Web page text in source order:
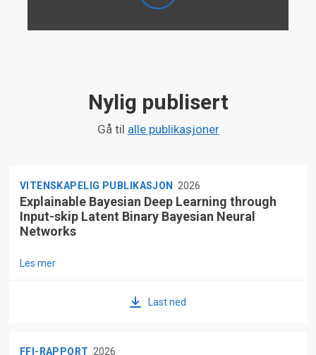
samfunn beskytte oss?
Nylig publisert
Gå til alle publikasjoner
VITENSKAPELIG PUBLIKASJON 2026
Explainable Bayesian Deep Learning through
Input-skip Latent Binary Bayesian Neural
Networks
Les mer
Last ned
FFI-RAPPORT 2026